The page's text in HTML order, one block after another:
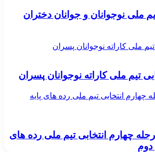
ملی نوجوانان و جوانان دختران
ملی کاراته نوجوانان پسران
تیم ملی کاراته نوجوانان پسران
انتخابی تیم ملی رده های پایه
چهارم انتخابی تیم ملی رده های
دوم